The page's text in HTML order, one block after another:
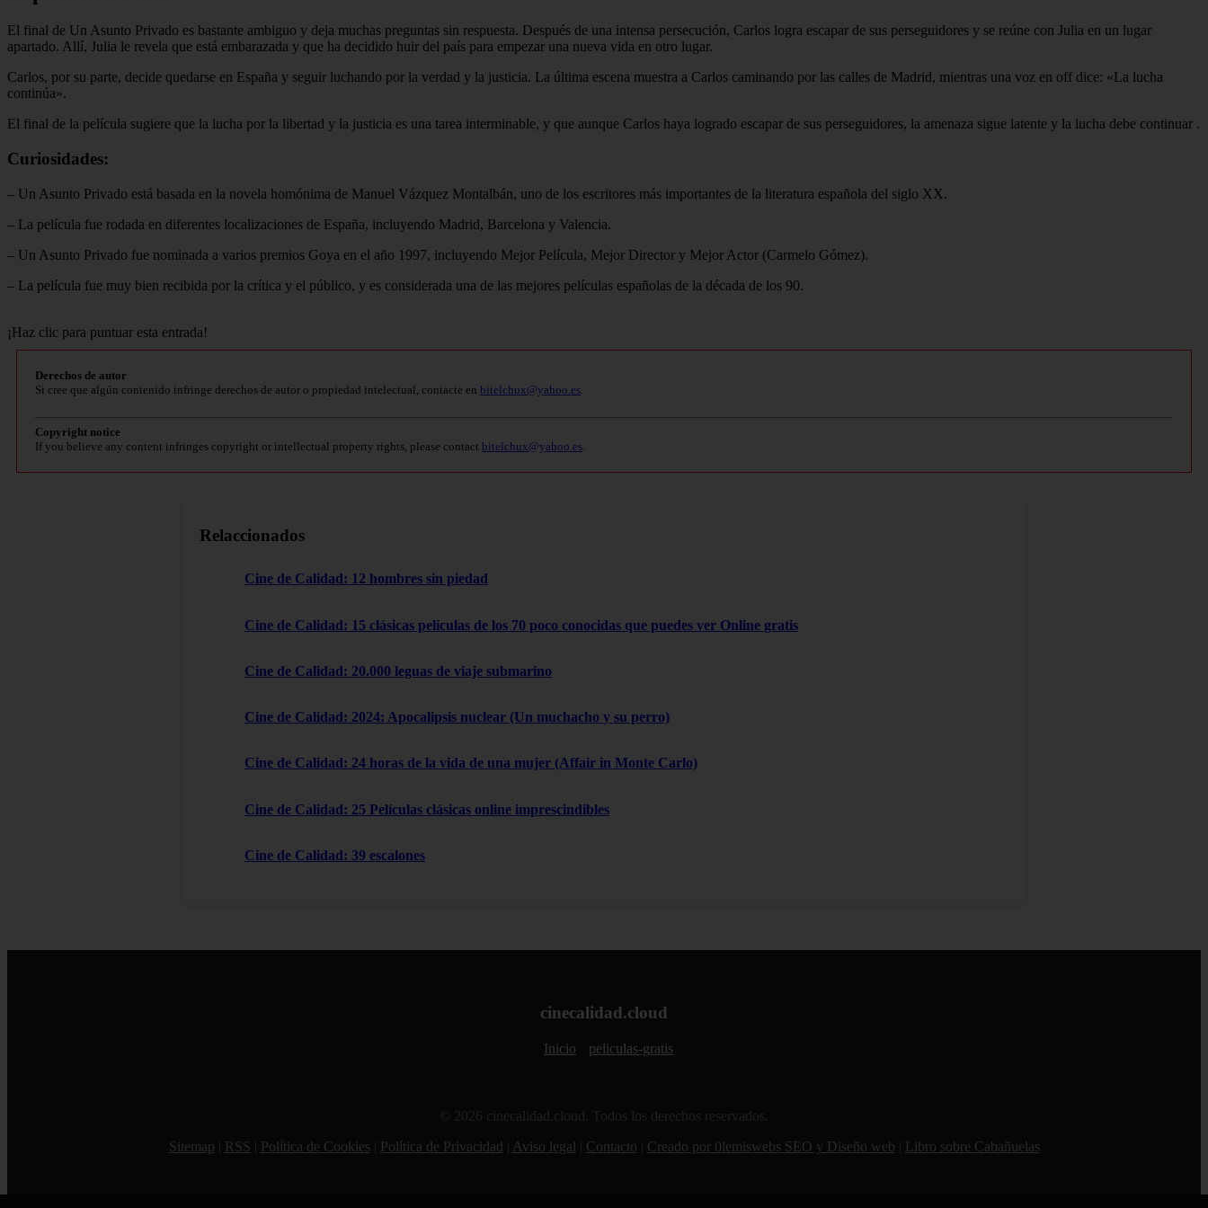
El final de Un Asunto Privado es bastante ambiguo y deja muchas preguntas sin respuesta. Después de una intensa persecución, Carlos logra escapar de sus perseguidores y se reúne con Julia en un lugar
apartado. Allí, Julia le revela que está embarazada y que ha decidido huir del país para empezar una nueva vida en otro lugar.
Carlos, por su parte, decide quedarse en España y seguir luchando por la verdad y la justicia. La última escena muestra a Carlos caminando por las calles de Madrid, mientras una voz en off dice: «La lucha
continúa».
El final de la película sugiere que la lucha por la libertad y la justicia es una tarea interminable, y que aunque Carlos haya logrado escapar de sus perseguidores, la amenaza sigue latente y la lucha debe continuar .
Curiosidades:
– Un Asunto Privado está basada en la novela homónima de Manuel Vázquez Montalbán, uno de los escritores más importantes de la literatura española del siglo XX.
– La película fue rodada en diferentes localizaciones de España, incluyendo Madrid, Barcelona y Valencia.
– Un Asunto Privado fue nominada a varios premios Goya en el año 1997, incluyendo Mejor Película, Mejor Director y Mejor Actor (Carmelo Gómez).
– La película fue muy bien recibida por la crítica y el público, y es considerada una de las mejores películas españolas de la década de los 90.
¡Haz clic para puntuar esta entrada!
Derechos de autor
Si cree que algún contenido infringe derechos de autor o propiedad intelectual, contacte en bitelchux@yahoo.es
Copyright notice
If you believe any content infringes copyright or intellectual property rights, please contact bitelchux@yahoo.es
Relaccionados
Cine de Calidad: 12 hombres sin piedad
Cine de Calidad: 15 clásicas películas de los 70 poco conocidas que puedes ver Online gratis
Cine de Calidad: 20.000 leguas de viaje submarino
Cine de Calidad: 2024: Apocalipsis nuclear (Un muchacho y su perro)
Cine de Calidad: 24 horas de la vida de una mujer (Affair in Monte Carlo)
Cine de Calidad: 25 Películas clásicas online imprescindibles
Cine de Calidad: 39 escalones
cinecalidad.cloud
Inicio peliculas-gratis
© 2026 cinecalidad.cloud. Todos los derechos reservados.
Sitemap
RSS Política de Cookies Política de Privacidad Aviso legal Contacto Creado por 0lemiswebs SEO y Diseño web Libro sobre Cabañuelas